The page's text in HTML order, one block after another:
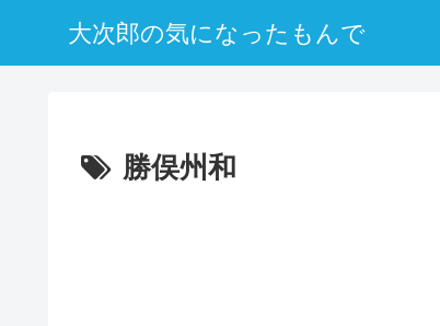
大次郎の気になったもんで
勝俣州和